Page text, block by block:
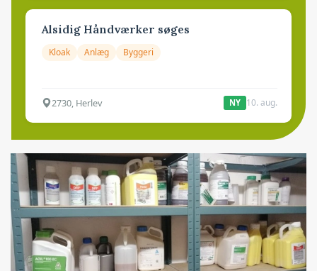
Alsidig Håndværker søges
Kloak Anlæg Byggeri
2730, Herlev NY 10. aug.